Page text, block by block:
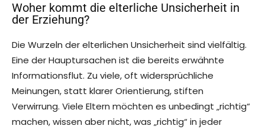
Woher kommt die elterliche Unsicherheit in
der Erziehung?
Die Wurzeln der elterlichen Unsicherheit sind vielfältig.
Eine der Hauptursachen ist die bereits erwähnte
Informationsflut. Zu viele, oft widersprüchliche
Meinungen, statt klarer Orientierung, stiften
Verwirrung. Viele Eltern möchten es unbedingt „richtig“
machen, wissen aber nicht, was „richtig“ in jeder